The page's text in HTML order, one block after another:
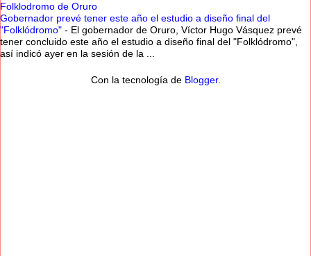
Folklodromo de Oruro
Gobernador prevé tener este año el estudio a diseño final del
"Folklódromo" - El gobernador de Oruro, Víctor Hugo Vásquez prevé
tener concluido este año el estudio a diseño final del "Folklódromo",
así indicó ayer en la sesión de la ...
Con la tecnología de Blogger.